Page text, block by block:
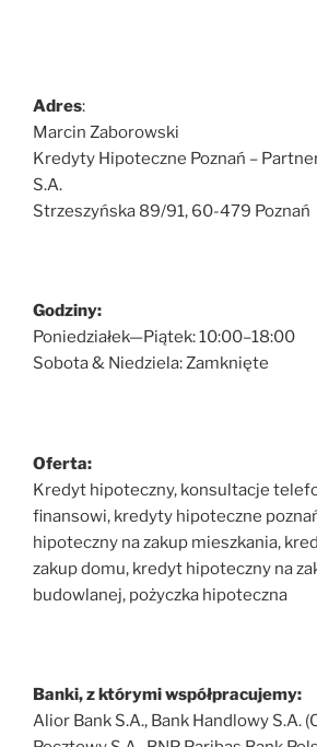
Adres:
Marcin Zaborowski
Kredyty Hipoteczne Poznań –
S.A.
Strzeszyńska 89/91, 60-479 Poznań
Godziny:
Poniedziałek—Piątek: 10:00–18:00
Sobota & Niedziela: Zamknięte
Oferta:
Kredyt hipoteczny, konsultacje
finansowi, kredyty hipoteczne
hipoteczny na zakup mieszkania,
zakup domu, kredyt hipoteczny na
budowlanej, pożyczka hipoteczna
Banki, z którymi współpracujemy:
Alior Bank S.A., Bank Handlowy S.A.